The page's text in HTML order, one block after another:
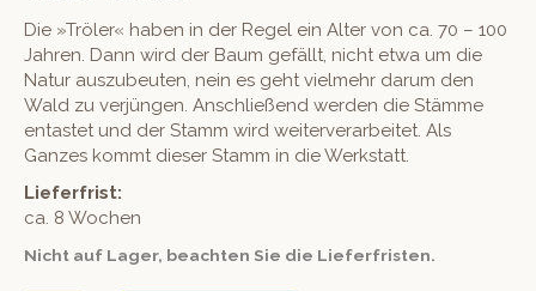
Die »Tröler« haben in der Regel ein Alter von ca. 70 – 100
Jahren. Dann wird der Baum gefällt, nicht etwa um die
Natur auszubeuten, nein es geht vielmehr darum den
Wald zu verjüngen. Anschließend werden die Stämme
entastet und der Stamm wird weiterverarbeitet. Als
Ganzes kommt dieser Stamm in die Werkstatt.
Lieferfrist:
ca. 8 Wochen
Nicht auf Lager, beachten Sie die Lieferfristen.